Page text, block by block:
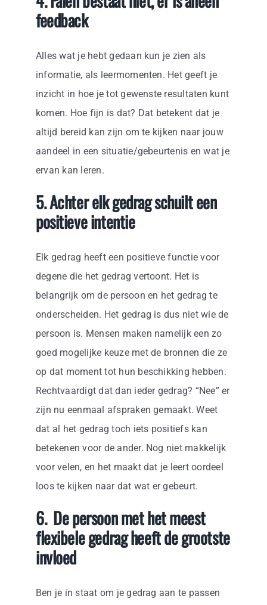
feedback
Alles wat je hebt gedaan kun je zien als
informatie, als leermomenten. Het geeft je
inzicht in hoe je tot gewenste resultaten kunt
komen. Hoe fijn is dat? Dat betekent dat je
altijd bereid kan zijn om te kijken naar jouw
aandeel in een situatie/gebeurtenis en wat je
ervan kan leren.
5. Achter elk gedrag schuilt een
positieve intentie
Elk gedrag heeft een positieve functie voor
degene die het gedrag vertoont. Het is
belangrijk om de persoon en het gedrag te
onderscheiden. Het gedrag is dus niet wie de
persoon is. Mensen maken namelijk een zo
goed mogelijke keuze met de bronnen die ze
op dat moment tot hun beschikking hebben.
Rechtvaardigt dat dan ieder gedrag? “Nee” er
zijn nu eenmaal afspraken gemaakt. Weet
dat al het gedrag toch iets positiefs kan
betekenen voor de ander. Nog niet makkelijk
voor velen, en het maakt dat je leert oordeel
loos te kijken naar dat wat er gebeurt.
6. De persoon met het meest
flexibele gedrag heeft de grootste
invloed
Ben je in staat om je gedrag aan te passen